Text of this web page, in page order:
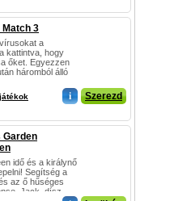
Match 3
a
kattintva, hogy
őket. Egyezzen
háromból álló
i Szerezd
Garden
idő és a királynő
Segítség a
az ő hűséges
Jack, dísz...